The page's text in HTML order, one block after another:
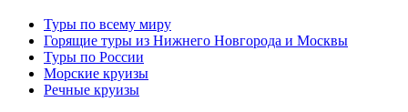
Туры по всему миру
Горящие туры из Нижнего Новгорода и Москвы
Туры по России
Морские круизы
Речные круизы